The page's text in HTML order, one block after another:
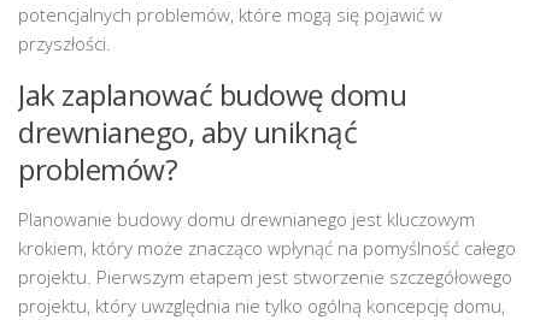
potencjalnych problemów, które mogą się pojawić w
przyszłości.
Jak zaplanować budowę domu
drewnianego, aby uniknąć
problemów?
Planowanie budowy domu drewnianego jest kluczowym
krokiem, który może znacząco wpłynąć na pomyślność całego
projektu. Pierwszym etapem jest stworzenie szczegółowego
projektu, który uwzględnia nie tylko ogólną koncepcję domu,